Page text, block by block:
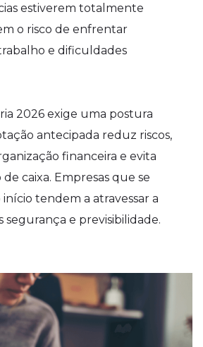
estiverem totalmente
o risco de enfrentar
e dificuldades
2026 exige uma postura
antecipada reduz riscos,
financeira e evita
caixa. Empresas que se
tendem a atravessar a
segurança e previsibilidade.